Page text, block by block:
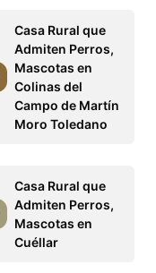
Casa Rural que
Admiten Perros,
Mascotas en
Colinas del
Campo de Martín
Moro Toledano
Casa Rural que
Admiten Perros,
Mascotas en
Cuéllar